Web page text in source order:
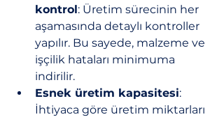
kontrol: Üretim sürecinin her
aşamasında detaylı kontroller
yapılır. Bu sayede, malzeme ve
işçilik hataları minimuma
indirilir.
Esnek üretim kapasitesi:
İhtiyaca göre üretim miktarları